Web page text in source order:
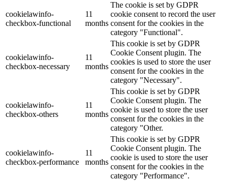
cookielawinfo-
checkbox-functional
11
months
The cookie is set by GDPR
cookie consent to record the user
consent for the cookies in the
category "Functional".
cookielawinfo-
checkbox-necessary
11
months
This cookie is set by GDPR
Cookie Consent plugin. The
cookies is used to store the user
consent for the cookies in the
category "Necessary".
cookielawinfo-
checkbox-others
11
months
This cookie is set by GDPR
Cookie Consent plugin. The
cookie is used to store the user
consent for the cookies in the
category "Other.
cookielawinfo-
checkbox-performance
11
months
This cookie is set by GDPR
Cookie Consent plugin. The
cookie is used to store the user
consent for the cookies in the
category "Performance".